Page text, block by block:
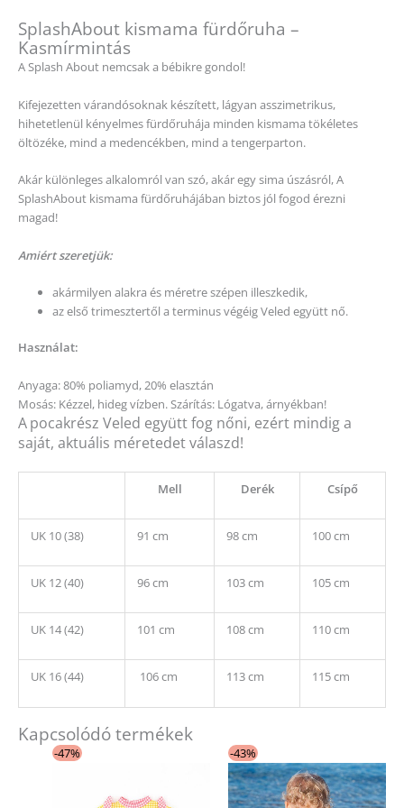
SplashAbout kismama fürdőruha –
Kasmírmintás
A Splash About nemcsak a bébikre gondol!
Kifejezetten várandósoknak készített, lágyan asszimetrikus,
hihetetlenül kényelmes fürdőruhája minden kismama tökéletes
öltözéke, mind a medencékben, mind a tengerparton.
Akár különleges alkalomról van szó, akár egy sima úszásról, A
SplashAbout kismama fürdőruhájában biztos jól fogod érezni
magad!
Amiért szeretjük:
akármilyen alakra és méretre szépen illeszkedik,
az első trimesztertől a terminus végéig Veled együtt nő.
Használat:
Anyaga: 80% poliamyd, 20% elasztán
Mosás: Kézzel, hideg vízben.Szárítás: Lógatva, árnyékban!
Apocakrész Veled együtt fog nőni, ezért mindig a
saját, aktuális méretedet válaszd!
Mell Derék Csípő
UK 10 (38) 91 cm 98 cm 100 cm
UK 12 (40) 96 cm 103 cm 105 cm
UK 14 (42) 101 cm 108 cm 110 cm
UK 16 (44) 106 cm 113 cm 115 cm
Kapcsolódó termékek
-47%
190 Ft. 990 Ft.
-43%
price
was:
13
990 Ft.
price
is:
7
990 Ft.
a
terméknek